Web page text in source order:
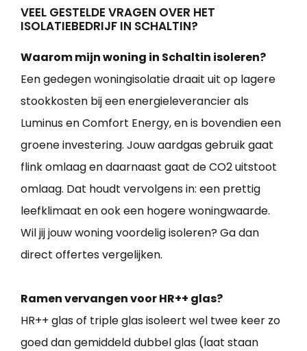
VEEL GESTELDE VRAGEN OVER HET
ISOLATIEBEDRIJF IN SCHALTIN?
Waarom mijn woning in Schaltin isoleren?
Een gedegen woningisolatie draait uit op lagere
stookkosten bij een energieleverancier als
Luminus en Comfort Energy, en is bovendien een
groene investering. Jouw aardgas gebruik gaat
flink omlaag en daarnaast gaat de CO2 uitstoot
omlaag. Dat houdt vervolgens in: een prettig
leefklimaat en ook een hogere woningwaarde.
Wil jij jouw woning voordelig isoleren? Ga dan
direct offertes vergelijken.
Ramen vervangen voor HR++ glas?
HR++ glas of triple glas isoleert wel twee keer zo
goed dan gemiddeld dubbel glas (laat staan